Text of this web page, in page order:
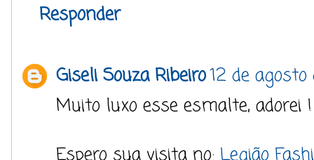
Responder
Giseli Souza Ribeiro12 de
Muito luxo esse esmalte, adorei !